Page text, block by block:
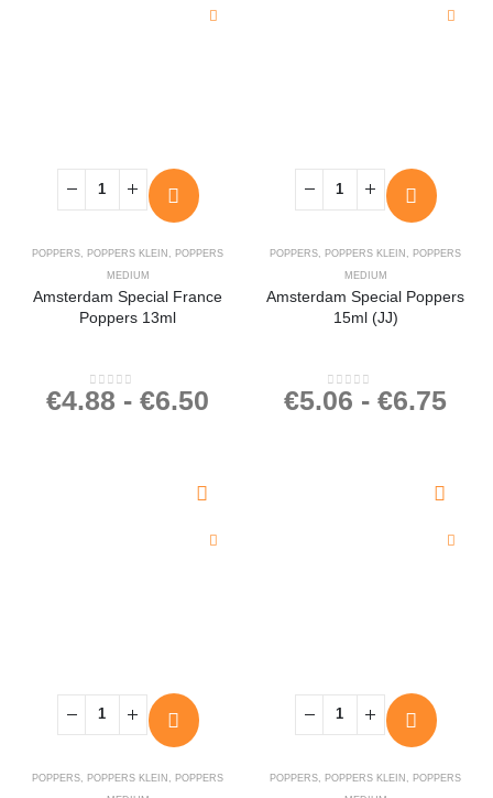
POPPERS POPPERS KLEIN
POPPERS
MEDIUM
Amsterdam Special France
Poppers 13ml
0out of 5
€4.88 - €6.50
POPPERS POPPERS KLEIN
POPPERS
MEDIUM
Amsterdam Special Poppers
15ml (JJ)
0out of 5
€5.06 - €6.75
POPPERS POPPERS KLEIN
POPPERS
POPPERS POPPERS KLEIN
POPPERS